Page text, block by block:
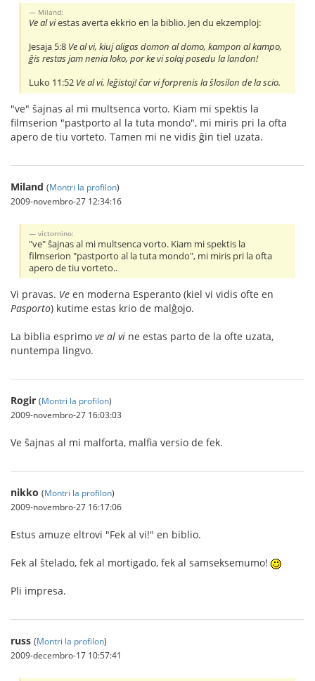
Miland:
Ve al viestas averta ekkrio en la biblio. Jen du ekzemploj:
Jesaja 5:8 Ve al vi, kiuj aligas domon al domo, kampon al kampo,
ĝis restas jam nenia loko, por ke vi solaj posedu la landon!
Luko 11:52 Ve al vi, leĝistoj! ĉar vi forprenis la ŝlosilon de la scio.
"ve" ŝajnas al mi multsenca vorto. Kiam mi spektis la
filmserion "pastporto al la tuta mondo", mi miris pri la ofta
apero de tiu vorteto. Tamen mi ne vidis ĝin tiel uzata.
Miland (Montri la profilon)
2009-novembro-27 12:34:16
victornino:
"ve" ŝajnas al mi multsenca vorto. Kiam mi spektis la
filmserion "pastporto al la tuta mondo", mi miris pri la ofta
apero de tiu vorteto..
Vi pravas. Ve en moderna Esperanto (kiel vi vidis ofte en
Pasporto) kutime estas krio de malĝojo.
La biblia esprimo ve al vi ne estas parto de la ofte uzata,
nuntempa lingvo.
Rogir (Montri la profilon)
2009-novembro-27 16:03:03
Ve ŝajnas al mi malforta, malfia versio de fek.
nikko (Montri la profilon)
2009-novembro-27 16:17:06
Estus amuze eltrovi "Fek al vi!" en biblio.
Fek al ŝtelado, fek al mortigado, fek al samseksemumo!
Pli impresa.
russ (Montri la profilon)
2009-decembro-17 10:57:41